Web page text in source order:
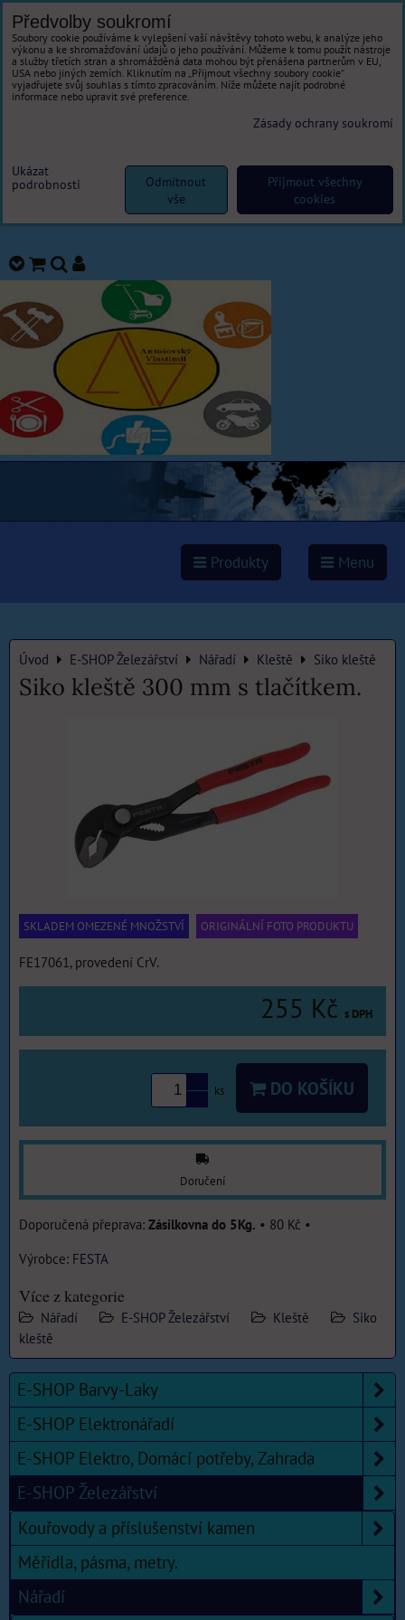
Produkty Menu
Úvod E-SHOP Železářství Nářadí Kleště Siko kleště
Siko kleště 300 mm s tlačítkem.
SKLADEM OMEZENÉ MNOŽSTVÍ ORIGINÁLNÍ FOTO PRODUKTU
FE17061, provedení CrV.
255 Kč s DPH
ks DO KOŠÍKU
Doručení
Zásilkovna do 5Kg. • 80 Kč •
Výrobce: FESTA
Více z kategorie
Nářadí E-SHOP Železářství Kleště
Siko
kleště
E-SHOP Barvy-Laky
E-SHOP Elektronářadí
E-SHOP Elektro, Domácí potřeby, Zahrada
E-SHOP Železářství
Kouřovody a příslušenství kamen
Měřidla, pásma, metry.
Nářadí
Předvolby soukromí
Soubory cookie používáme k vylepšení vaší návštěvy tohoto webu, k analýze jeho
výkonu a ke shromažďování údajů o jeho používání. Můžeme k tomu použít nástroje
a služby třetích stran a shromážděná data mohou být přenášena partnerům v EU,
USA nebo jiných zemích. Kliknutím na „Přijmout všechny soubory cookie“
vyjadřujete svůj souhlas s tímto zpracováním. Níže můžete najít podrobné
informace nebo upravit své preference.
Zásady ochrany soukromí
Ukázat
podrobnosti
Přijmout všechny
cookies
Odmítnout
vše